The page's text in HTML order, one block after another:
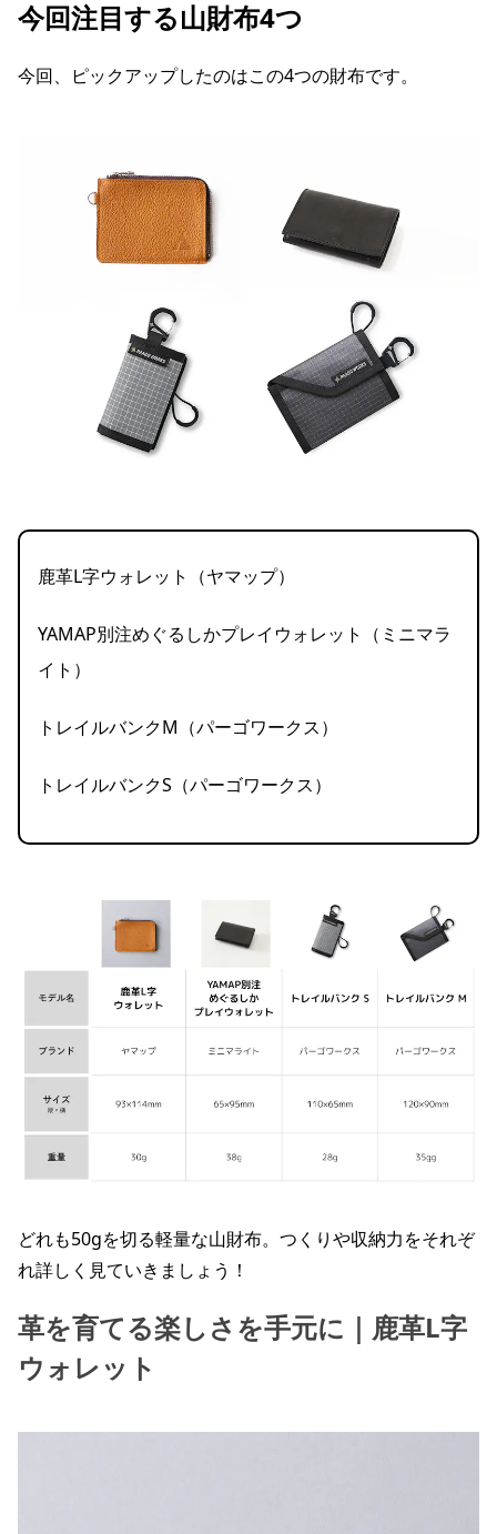
今回注目する山財布4つ
今回、ピックアップしたのはこの4つの財布です。
鹿革L字ウォレット（ヤマップ）
YAMAP別注めぐるしかプレイウォレット（ミニマラ
イト）
トレイルバンクM（パーゴワークス）
トレイルバンクS（パーゴワークス）
どれも50gを切る軽量な山財布。つくりや収納力をそれぞ
れ詳しく見ていきましょう！
革を育てる楽しさを手元に｜鹿革L字
ウォレット